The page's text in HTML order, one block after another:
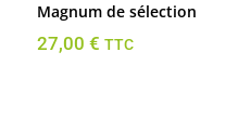
Magnum de sélection
27,00 € TTC